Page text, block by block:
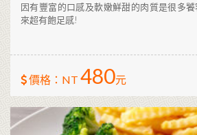
因有豐富的口感及軟嫩鮮甜的肉質是很多
來超有飽足感!
價格：NT 480元